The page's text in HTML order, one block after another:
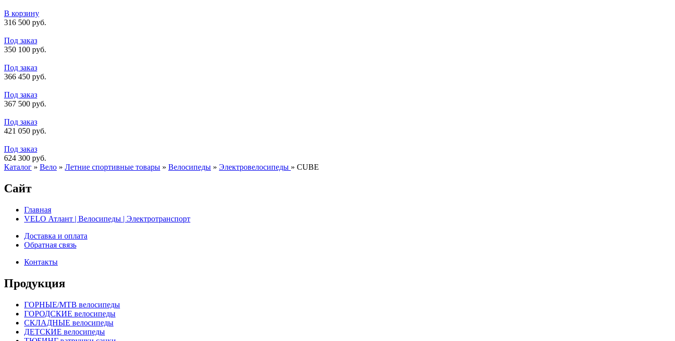
В корзину
316 500 руб.
Под заказ
350 100 руб.
Под заказ
366 450 руб.
Под заказ
367 500 руб.
Под заказ
421 050 руб.
Под заказ
624 300 руб.
Каталог » Вело » Летние спортивные товары » Велосипеды » Электровелосипеды » CUBE
Сайт
Главная
VELO Атлант | Велосипеды | Электротранспорт
Доставка и оплата
Обратная связь
Контакты
Продукция
ГОРНЫЕ/MTB велосипеды
ГОРОДСКИЕ велосипеды
СКЛАДНЫЕ велосипеды
ДЕТСКИЕ велосипеды